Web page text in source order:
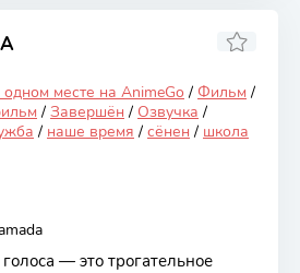
месте на AnimeGo / Фильм /
/ Завершён / Озвучка /
/ наше время / сёнен / школа
— это трогательное